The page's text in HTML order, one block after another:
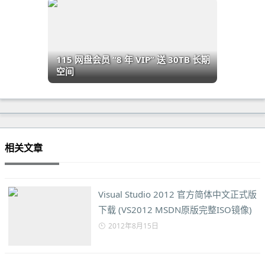
115 网盘会员 “8 年 VIP” 送 30TB 长期
空间
相关文章
Visual Studio 2012 官方简体中文正式版
下载 (VS2012 MSDN原版完整ISO镜像)
2012年8月15日